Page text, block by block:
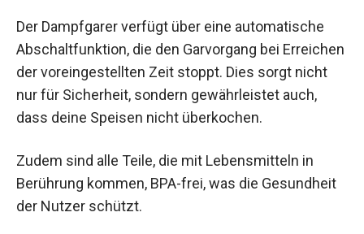
Der Dampfgarer verfügt über eine automatische
Abschaltfunktion, die den Garvorgang bei Erreichen
der voreingestellten Zeit stoppt. Dies sorgt nicht
nur für Sicherheit, sondern gewährleistet auch,
dass deine Speisen nicht überkochen.
Zudem sind alle Teile, die mit Lebensmitteln in
Berührung kommen, BPA-frei, was die Gesundheit
der Nutzer schützt.